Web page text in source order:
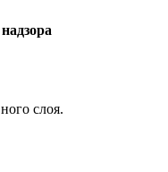
слоя.